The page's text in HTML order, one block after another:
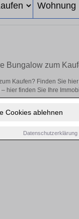
Cookies ablehnen
Datenschutzerklärung
Bungalow zum
Kaufen? Finden Sie
hier finden Sie Ihre
Schauen Sie bald wieder